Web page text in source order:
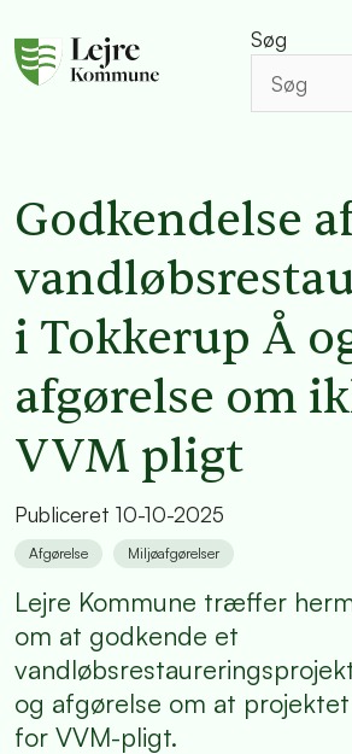
Søg
Godkendelse
i Tokkerup Å
afgørelse om
VVM pligt
Publiceret 10-10-2025
Afgørelse Miljøafgørelser
Lejre Kommune træffer
om at godkende et
og afgørelse om at
for VVM-pligt.